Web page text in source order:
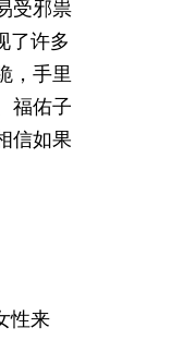
受邪祟
了许多
，手里
福佑子
信如果
性来